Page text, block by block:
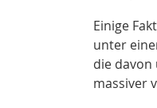
Einige
unter
die davon
massiver